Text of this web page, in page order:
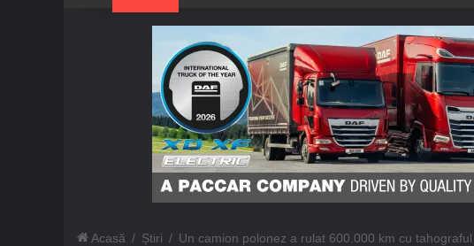
Acasă / Știri / Un camion polonez a rulat 600.000 km cu